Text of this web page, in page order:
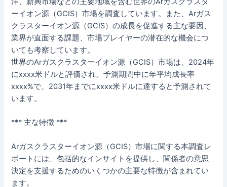
ーイオン源（GCIS）市場を調査しています。また、Arガス
クラスターイオン源（GCIS）の成長を促進する主な要因、
業界が直面する課題、市場プレイヤーの潜在的な機会につ
いても考察しています。
世界のArガスクラスターイオン源（GCIS）市場は、2024年
にxxxx米ドルと評価され、予測期間中に年平均成長率
xxxx%で、2031年までにxxxx米ドルに達すると予測されて
います。
*** 主な特徴 ***
Arガスクラスターイオン源（GCIS）市場に関する本調査レ
ポートには、包括的なインサイトを提供し、関係者の意思
決定を支援するためのいくつかの主要な特徴が含まれてい
ます。